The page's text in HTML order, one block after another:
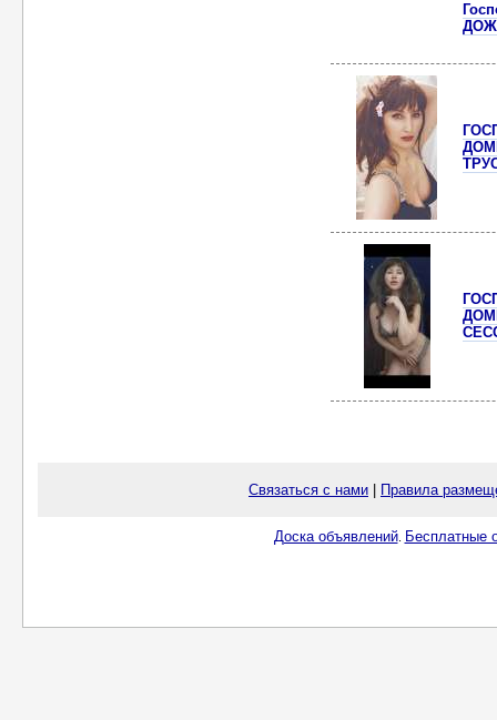
Связаться с нами Правила
Доска объявлений. Бесплатные